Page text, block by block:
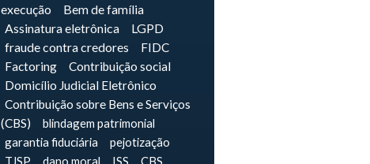
execução
Bem de família
Assinatura eletrônica
LGPD
fraude contra credores
FIDC
Factoring
Contribuição social
Domicílio Judicial Eletrônico
Contribuição sobre Bens e Serviços
(CBS)
blindagem patrimonial
garantia fiduciária
pejotização
TJSP
dano moral ISS
CBS